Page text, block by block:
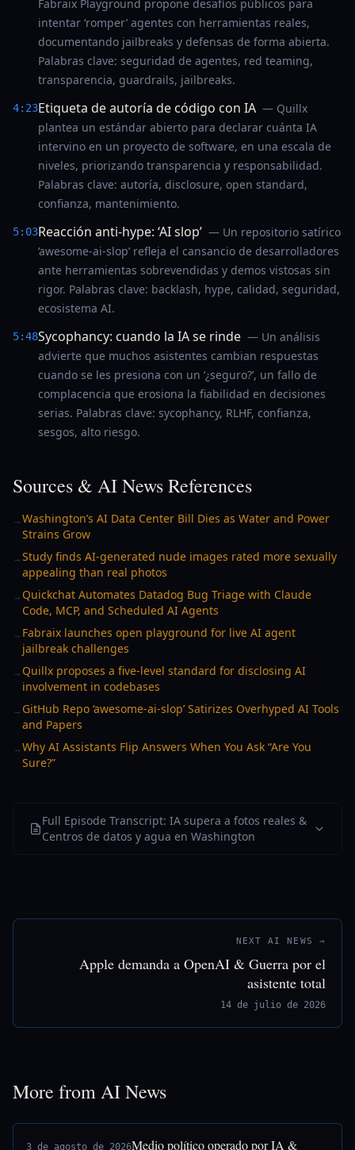
Fabraix Playground propone desafíos públicos para
intentar ‘romper’ agentes con herramientas reales,
documentando jailbreaks y defensas de forma abierta.
Palabras clave: seguridad de agentes, red teaming,
transparencia, guardrails, jailbreaks.
4:23Etiqueta de autoría de código con IA — Quillx
plantea un estándar abierto para declarar cuánta IA
intervino en un proyecto de software, en una escala de
niveles, priorizando transparencia y responsabilidad.
Palabras clave: autoría, disclosure, open standard,
confianza, mantenimiento.
5:03Reacción anti-hype: ‘AI slop’ — Un repositorio satírico
‘awesome-ai-slop’ refleja el cansancio de desarrolladores
ante herramientas sobrevendidas y demos vistosas sin
rigor. Palabras clave: backlash, hype, calidad, seguridad,
ecosistema AI.
5:48Sycophancy: cuando la IA se rinde — Un análisis
advierte que muchos asistentes cambian respuestas
cuando se les presiona con un ‘¿seguro?’, un fallo de
complacencia que erosiona la fiabilidad en decisiones
serias. Palabras clave: sycophancy, RLHF, confianza,
sesgos, alto riesgo.
Sources & AI News References
→Washington’s AI Data Center Bill Dies as Water and Power
Strains Grow
→Study finds AI-generated nude images rated more sexually
appealing than real photos
→ Quickchat Automates Datadog Bug Triage with Claude
Code, MCP, and Scheduled AI Agents
→ Fabraix launches open playground for live AI agent
jailbreak challenges
→ Quillx proposes a five-level standard for disclosing AI
involvement in codebases
→ GitHub Repo ‘awesome-ai-slop’ Satirizes Overhyped AI Tools
and Papers
→Why AI Assistants Flip Answers When You Ask “Are You
Sure?”
Full Episode Transcript: IA supera a fotos reales &
Centros de datos y agua en Washington
NEXT AI NEWS →
Apple demanda a OpenAI & Guerra por el
asistente total
14 de julio de 2026
More from AI News
3 de agosto de 2026Medio político operado por IA &